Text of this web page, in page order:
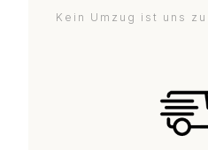
Kein Umzug ist uns